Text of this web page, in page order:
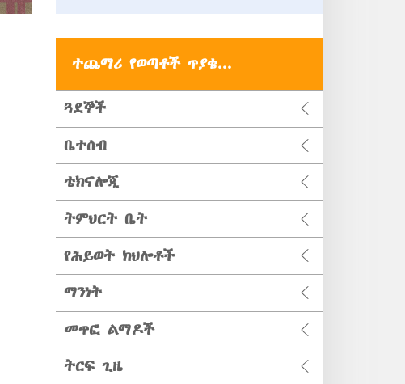
ተጨማሪ የወጣቶች ጥያቄ...
ጓደኞች
ቤተሰብ
ቴክኖሎጂ
ትምህርት ቤት
የሕይወት ክህሎቶች
ማንነት
መጥፎ ልማዶች
ትርፍ ጊዜ